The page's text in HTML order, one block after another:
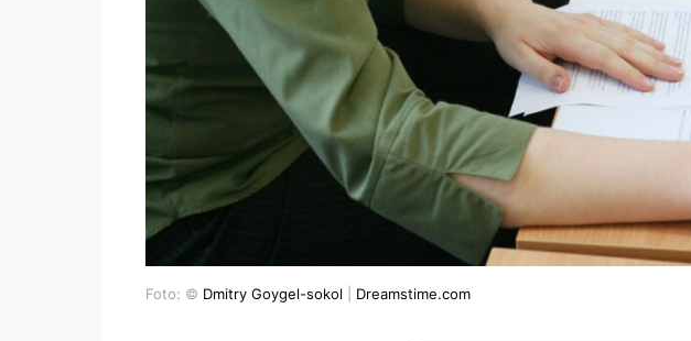
Foto: © Dmitry Goygel-sokol Dreamstime.com